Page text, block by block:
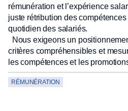
rémunération et l’expérience
juste rétribution des compétences
quotidien des salariés.
Nous exigeons un
critères compréhensibles et
les compétences et les
RÉMUNÉRATION